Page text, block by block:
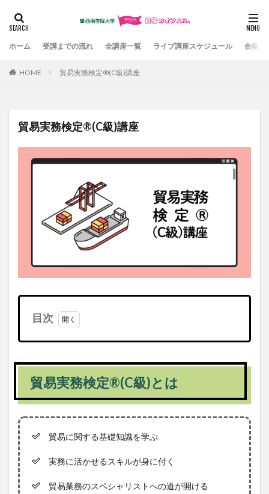
ホーム 受講までの流れ 全講座一覧 ライブ講座スケジュール 合格体
HOME 貿易実務検定®(C級)講座
貿易実務検定®(C級)講座
目次
検定
®(C
級)
とは
1.1
貿易に
関する
識を学
貿易実務検定®(C級)とは
貿易に関する基礎知識を学ぶ
実務に活かせるスキルが身に付く
貿易業務のスペシャリストへの道が開ける
カテゴリー